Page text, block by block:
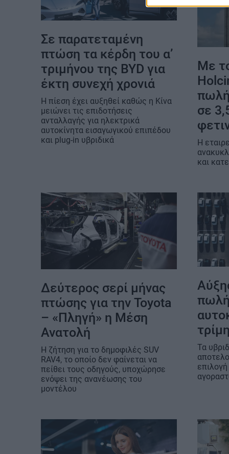
Σε παρατεταμένη
πτώση τα κέρδη του α’
τριμήνου της BYD για
έκτη συνεχή χρονιά
Η πίεση έχει αυξηθεί καθώς η Κίνα
μειώνει τις επιδοτήσεις
ανταλλαγής για ηλεκτρικά
αυτοκίνητα εισαγωγικού επιπέδου
και plug-in υβριδικά
Με
σε
Η
και
Δεύτερος σερί μήνας
πτώσης για την Toyota
– «Πληγή» η Μέση
Ανατολή
Η ζήτηση για το δημοφιλές SUV
RAV4, το οποίο δεν φαίνεται να
πείθει τους οδηγούς, υποχώρησε
ενόψει της ανανέωσης του
μοντέλου
Τα